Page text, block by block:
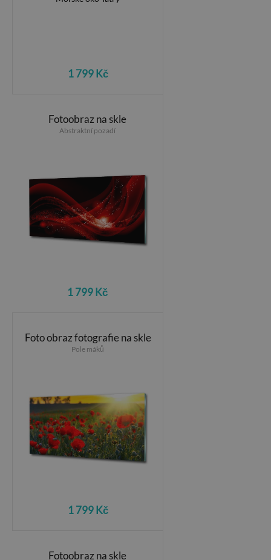
1 799 Kč
Fotoobraz na skle
Abstraktní pozadí
1 799 Kč
Foto obraz fotografie na skle
Pole máků
1 799 Kč
Fotoobraz na skle